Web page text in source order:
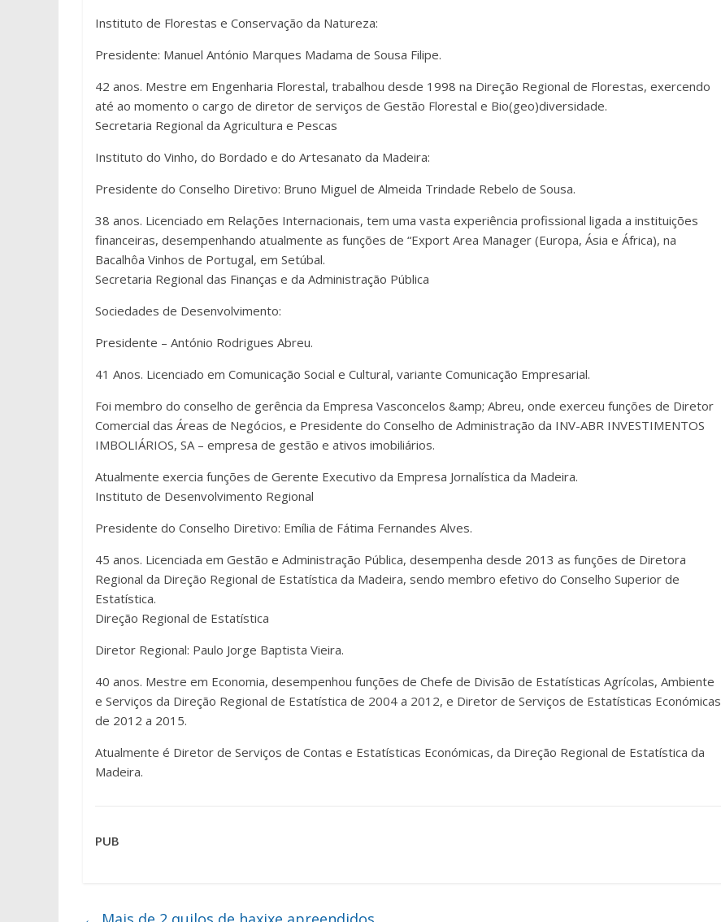
Instituto de Florestas e Conservação da Natureza:
Presidente: Manuel António Marques Madama de Sousa Filipe.
42 anos. Mestre em Engenharia Florestal, trabalhou desde 1998 na Direção Regional de Florestas, exercendo
até ao momento o cargo de diretor de serviços de Gestão Florestal e Bio(geo)diversidade.
Secretaria Regional da Agricultura e Pescas
Instituto do Vinho, do Bordado e do Artesanato da Madeira:
Presidente do Conselho Diretivo: Bruno Miguel de Almeida Trindade Rebelo de Sousa.
38 anos. Licenciado em Relações Internacionais, tem uma vasta experiência profissional ligada a instituições
financeiras, desempenhando atualmente as funções de “Export Area Manager (Europa, Ásia e África), na
Bacalhôa Vinhos de Portugal, em Setúbal.
Secretaria Regional das Finanças e da Administração Pública
Sociedades de Desenvolvimento:
Presidente – António Rodrigues Abreu.
41 Anos. Licenciado em Comunicação Social e Cultural, variante Comunicação Empresarial.
Foi membro do conselho de gerência da Empresa Vasconcelos &amp; Abreu, onde exerceu funções de Diretor
Comercial das Áreas de Negócios, e Presidente do Conselho de Administração da INV-ABR INVESTIMENTOS
IMBOLIÁRIOS, SA – empresa de gestão e ativos imobiliários.
Atualmente exercia funções de Gerente Executivo da Empresa Jornalística da Madeira.
Instituto de Desenvolvimento Regional
Presidente do Conselho Diretivo: Emília de Fátima Fernandes Alves.
45 anos. Licenciada em Gestão e Administração Pública, desempenha desde 2013 as funções de Diretora
Regional da Direção Regional de Estatística da Madeira, sendo membro efetivo do Conselho Superior de
Estatística.
Direção Regional de Estatística
Diretor Regional: Paulo Jorge Baptista Vieira.
40 anos. Mestre em Economia, desempenhou funções de Chefe de Divisão de Estatísticas Agrícolas, Ambiente
e Serviços da Direção Regional de Estatística de 2004 a 2012, e Diretor de Serviços de Estatísticas Económicas
de 2012 a 2015.
Atualmente é Diretor de Serviços de Contas e Estatísticas Económicas, da Direção Regional de Estatística da
Madeira.
PUB